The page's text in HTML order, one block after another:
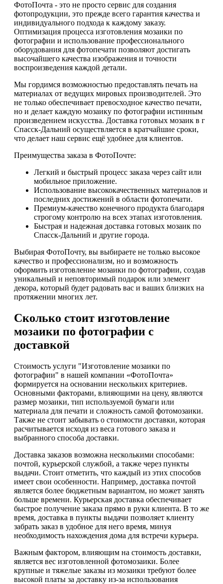
ФотоПочта - это не просто сервис для создания
фотопродукции, это прежде всего гарантия качества и
индивидуального подхода к каждому заказу.
Оптимизация процесса изготовления мозаики по
фотографии и использование профессионального
оборудования для фотопечати позволяют достигать
высочайшего качества изображения и точности
воспроизведения каждой детали.
Мы гордимся возможностью предоставлять печать на
материалах от ведущих мировых производителей. Это
не только обеспечивает превосходное качество печати,
но и делает каждую мозаику по фотографии истинным
произведением искусства. Доставка готовых мозаик в г
Спасск-Дальний осуществляется в кратчайшие сроки,
что делает наш сервис ещё удобнее для клиентов.
Преимущества заказа в ФотоПочте:
Легкий и быстрый процесс заказа через сайт или
мобильное приложение.
Использование высококачественных материалов и
последних достижений в области фотопечати.
Премиум-качество конечного продукта благодаря
строгому контролю на всех этапах изготовления.
Быстрая и надежная доставка готовых мозаик по
Спасск-Дальний и другие города.
Выбирая ФотоПочту, вы выбираете не только высокое
качество и профессионализм, но и возможность
оформить изготовление мозаики по фотографии, создав
уникальный и неповторимый подарок или элемент
декора, который будет радовать вас и ваших близких на
протяжении многих лет.
Сколько стоит изготовление
мозаики по фотографии с
доставкой
Стоимость услуги "Изготовление мозаики по
фотографии" в нашей компании «ФотоПочта»
формируется на основании нескольких критериев.
Основными факторами, влияющими на цену, являются
размер мозаики, тип используемой бумаги или
материала для печати и сложность самой фотомозаики.
Также не стоит забывать о стоимости доставки, которая
расчитывается исходя из веса готового заказа и
выбранного способа доставки.
Доставка заказов возможна несколькими способами:
почтой, курьерской службой, а также через пункты
выдачи. Стоит отметить, что каждый из этих способов
имеет свои особенности. Например, доставка почтой
является более бюджетным вариантом, но может занять
больше времени. Курьерская доставка обеспечивает
быстрое получение заказа прямо в руки клиента. В то же
время, доставка в пункты выдачи позволяет клиенту
забрать заказ в удобное для него время, минуя
необходимость нахождения дома для встречи курьера.
Важным фактором, влияющим на стоимость доставки,
является вес изготовленной фотомозаики. Более
крупные и тяжелые заказы из мозаики требуют более
высокой платы за доставку из-за использования